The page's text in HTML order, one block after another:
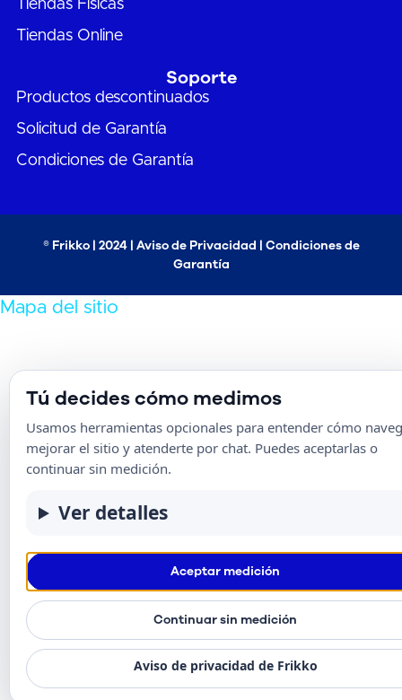
Tiendas Físicas
Tiendas Online
Soporte
Productos descontinuados
Solicitud de Garantía
Condiciones de Garantía
® Frikko | 2024 | Aviso de Privacidad | Condiciones de
Garantía
Mapa del sitio
Tú decides cómo medimos
Usamos herramientas opcionales para entender cómo
mejorar el sitio y atenderte por chat. Puedes aceptarlas o
continuar sin medición.
Ver detalles
Aceptar medición
Continuar sin medición
Aviso de privacidad de Frikko